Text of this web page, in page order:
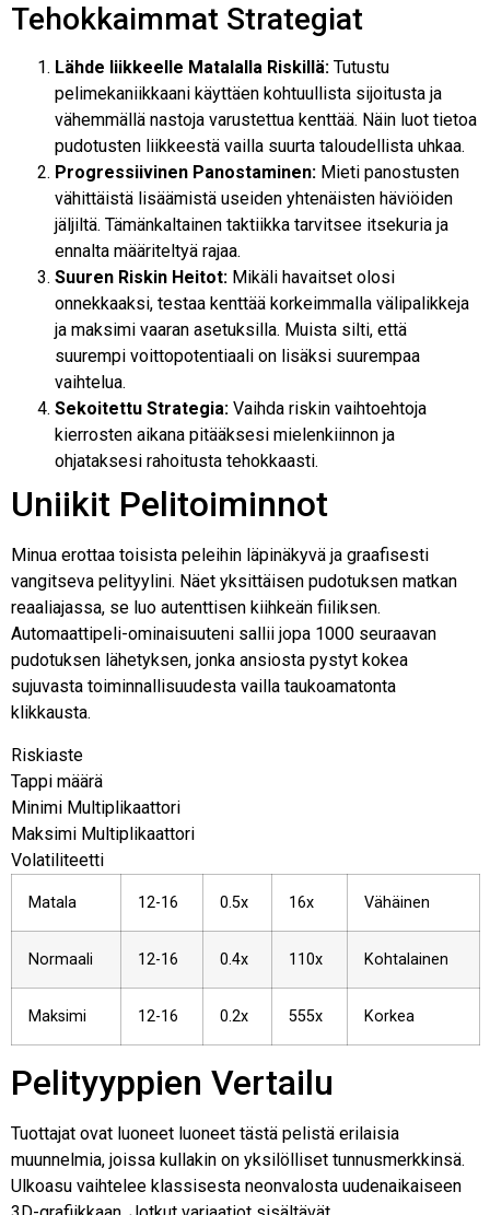
Tehokkaimmat Strategiat
Lähde liikkeelle Matalalla Riskillä: Tutustu
pelimekaniikkaani käyttäen kohtuullista sijoitusta ja
vähemmällä nastoja varustettua kenttää. Näin luot tietoa
pudotusten liikkeestä vailla suurta taloudellista uhkaa.
Progressiivinen Panostaminen: Mieti panostusten
vähittäistä lisäämistä useiden yhtenäisten häviöiden
jäljiltä. Tämänkaltainen taktiikka tarvitsee itsekuria ja
ennalta määriteltyä rajaa.
Suuren Riskin Heitot: Mikäli havaitset olosi
onnekkaaksi, testaa kenttää korkeimmalla välipalikkeja
ja maksimi vaaran asetuksilla. Muista silti, että
suurempi voittopotentiaali on lisäksi suurempaa
vaihtelua.
Sekoitettu Strategia: Vaihda riskin vaihtoehtoja
kierrosten aikana pitääksesi mielenkiinnon ja
ohjataksesi rahoitusta tehokkaasti.
Uniikit Pelitoiminnot
Minua erottaa toisista peleihin läpinäkyvä ja graafisesti
vangitseva pelityylini. Näet yksittäisen pudotuksen matkan
reaaliajassa, se luo autenttisen kiihkeän fiiliksen.
Automaattipeli-ominaisuuteni sallii jopa 1000 seuraavan
pudotuksen lähetyksen, jonka ansiosta pystyt kokea
sujuvasta toiminnallisuudesta vailla taukoamatonta
klikkausta.
Riskiaste
Tappi määrä
Minimi Multiplikaattori
Maksimi Multiplikaattori
Volatiliteetti
Matala 12-16 0.5x 16x Vähäinen
Normaali 12-16 0.4x 110x Kohtalainen
Maksimi 12-16 0.2x 555x Korkea
Pelityyppien Vertailu
Tuottajat ovat luoneet luoneet tästä pelistä erilaisia
muunnelmia, joissa kullakin on yksilölliset tunnusmerkkinsä.
Ulkoasu vaihtelee klassisesta neonvalosta uudenaikaiseen